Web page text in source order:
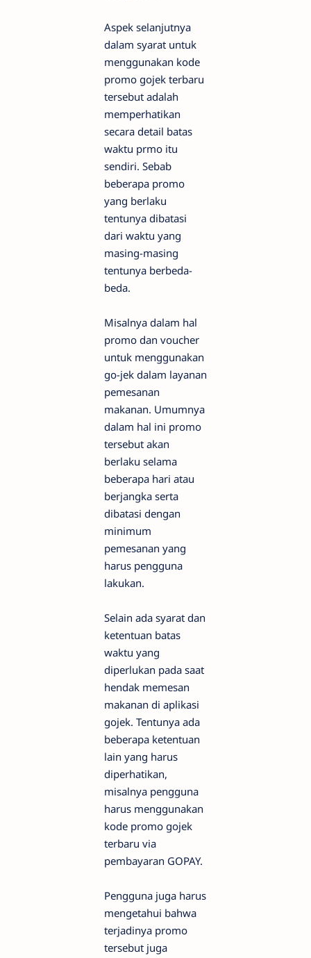
Aspek selanjutnya
dalam syarat untuk
menggunakan kode
promo gojek terbaru
tersebut adalah
memperhatikan
secara detail batas
waktu prmo itu
sendiri. Sebab
beberapa promo
yang berlaku
tentunya dibatasi
dari waktu yang
masing-masing
tentunya berbeda-
beda.
Misalnya dalam hal
promo dan voucher
untuk menggunakan
go-jek dalam layanan
pemesanan
makanan. Umumnya
dalam hal ini promo
tersebut akan
berlaku selama
beberapa hari atau
berjangka serta
dibatasi dengan
minimum
pemesanan yang
harus pengguna
lakukan.
Selain ada syarat dan
ketentuan batas
waktu yang
diperlukan pada saat
hendak memesan
makanan di aplikasi
gojek. Tentunya ada
beberapa ketentuan
lain yang harus
diperhatikan,
misalnya pengguna
harus menggunakan
kode promo gojek
terbaru via
pembayaran GOPAY.
Pengguna juga harus
mengetahui bahwa
terjadinya promo
tersebut juga